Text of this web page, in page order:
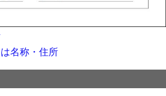
名称・住所